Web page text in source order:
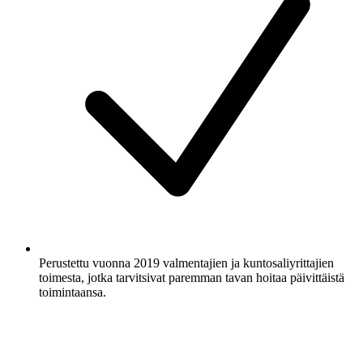
Perustettu vuonna 2019 valmentajien ja kuntosaliyrittajien
toimesta, jotka tarvitsivat paremman tavan hoitaa päivittäistä
toimintaansa.